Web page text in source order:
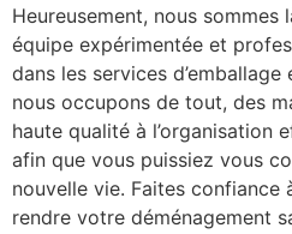
Heureusement, nous
équipe expérimentée et
dans les services
nous occupons de tout, des
haute qualité à l’organisation
afin que vous puissiez vous
nouvelle vie. Faites
rendre votre déménagement